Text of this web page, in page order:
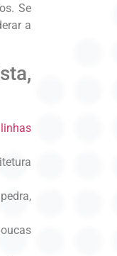
Se
a
linhas